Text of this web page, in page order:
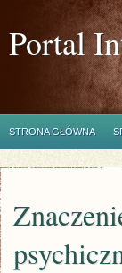
Portal
STRONA GŁÓWNA